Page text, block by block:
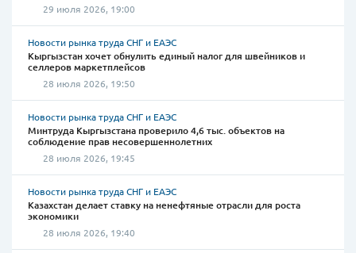
29 июля 2026, 19:00
Новости рынка труда СНГ и ЕАЭС
Кыргызстан хочет обнулить единый налог для швейников и
селлеров маркетплейсов
28 июля 2026, 19:50
Новости рынка труда СНГ и ЕАЭС
Минтруда Кыргызстана проверило 4,6 тыс. объектов на
соблюдение прав несовершеннолетних
28 июля 2026, 19:45
Новости рынка труда СНГ и ЕАЭС
Казахстан делает ставку на ненефтяные отрасли для роста
экономики
28 июля 2026, 19:40